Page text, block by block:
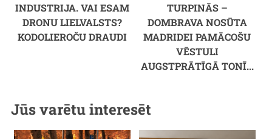
INDUSTRIJA. VAI ESAM
DRONU LIELVALSTS?
KODOLIEROČU DRAUDI
TURPINĀS –
DOMBRAVA NOSŪTA
MADRIDEI PAMĀCOŠU
VĒSTULI
AUGSTPRĀTĪGĀ TONĪ...
Jūs varētu interesēt